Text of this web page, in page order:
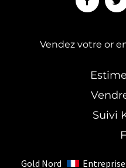
Vendez votre or
Suivi
Gold Nord Entreprise